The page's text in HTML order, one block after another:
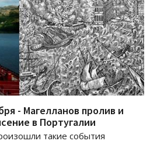
- Магелланов пролив и
в Португалии
такие события